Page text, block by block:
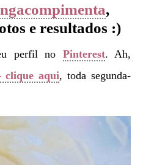
,
e resultados :)
perfil no Pinterest. Ah,
clique aqui, toda segunda-